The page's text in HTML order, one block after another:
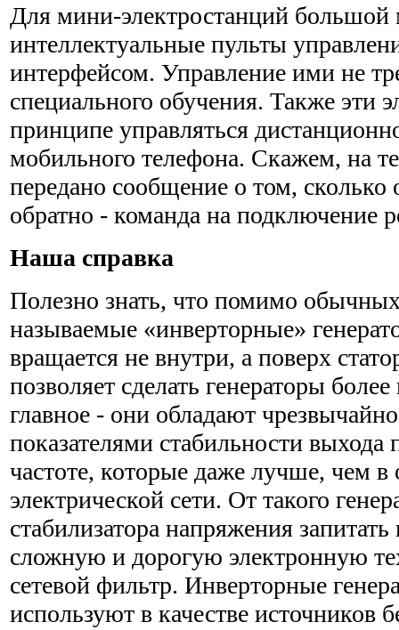
Для мини-электростанций
интеллектуальные пульты
интерфейсом. Управление ими не
специального обучения. Также эти
принципе управляться
мобильного телефона. Скажем, на
передано сообщение о том, сколько
обратно - команда на подключение
Наша справка
Полезно знать, что помимо
называемые «инверторные»
вращается не внутри, а поверх
позволяет сделать генераторы
главное - они обладают
показателями стабильности
частоте, которые даже лучше, чем
электрической сети. От такого
стабилизатора напряжения
сложную и дорогую электронную
сетевой фильтр. Инверторные
используют в качестве источников